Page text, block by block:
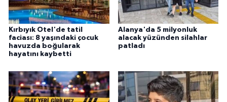
Kırbıyık Otel'de tatil
faciası: 8 yaşındaki çocuk
havuzda boğularak
hayatını kaybetti
Alanya'da 5 milyonluk
alacak yüzünden silahlar
patladı